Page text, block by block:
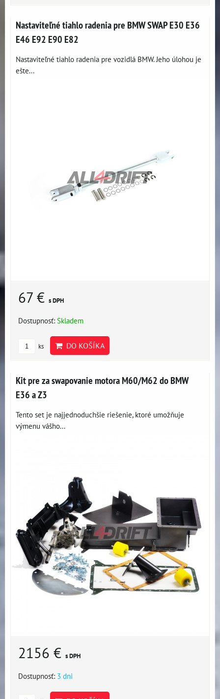
Nastaviteľné tiahlo radenia pre BMW SWAP E30 E36
E46 E92 E90 E82
Nastaviteľné tiahlo radenia pre vozidlá BMW. Jeho úlohou je
ešte...
67 € s DPH
Dostupnosť: Skladem
ks DO KOŠÍKA
Kit pre za swapovanie motora M60/M62 do BMW
E36 a Z3
Tento set je najjednoduchšie riešenie, ktoré umožňuje
výmenu vášho...
2156 € s DPH
Dostupnosť: 3 dni